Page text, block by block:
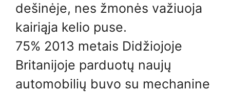
dešinėje, nes žmonės važiuoja
kairiąja kelio puse.
75% 2013 metais Didžiojoje
Britanijoje parduotų naujų
automobilių buvo su mechanine